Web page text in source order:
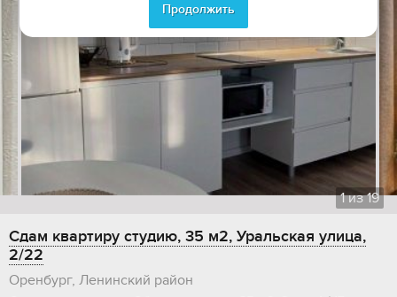
1из19
Сдам квартиру студию, 35 м2, Уральская улица,
2/22
Оренбург, Ленинский район
Продолжить